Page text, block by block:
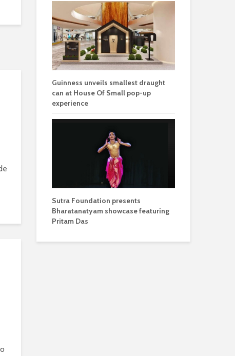
Guinness unveils smallest draught
can at House Of Small pop-up
experience
Sutra Foundation presents
Bharatanatyam showcase featuring
Pritam Das